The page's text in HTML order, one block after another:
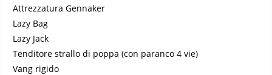
Attrezzatura Gennaker
Lazy Bag
Lazy Jack
Tenditore strallo di poppa (con paranco 4 vie)
Vang rigido